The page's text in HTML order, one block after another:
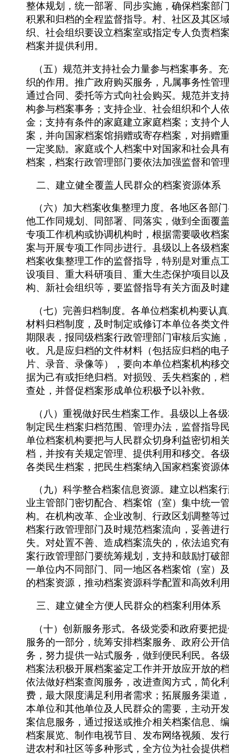
整体规划，统一部署、同步实施，确保档案部
积累和归档的全程监督指导。村、社区及其区
织、社会组织要设立档案室或指定专人负责档
档案并提供利用。
（五）规范并支持社会力量参与档案事务。
织的作用。推广政府购买服务，凡属事务性管
通过合同、委托等方式向社会购买。规范并支
构参与档案事务；支持企业、社会组织和个人
金；支持有条件的家庭建立家庭档案；支持个
案，并向国家档案馆捐赠或寄存档案，对捐赠
一定奖励。家庭或个人档案中对国家和社会具
档案，档案行政管理部门要依法加强监督和管
二、建立健全覆盖人民群众的档案资源体系
（六）加大档案收集整理力度。各地区各部
他工作同规划、同部署、同落实，做到全面覆
专项工作机构或协调机构时，根据需要吸收档
案与开展专项工作同步进行。县级以上各级档
档案收集整理工作的监督指导，特别是对重点
设项目、重大科研项目、重大生态保护项目以
构、新社会组织等，要监督指导有关方面及时
（七）完善归档制度。各单位档案机构要认
材料归档制度，及时制定或修订本单位各类文
期限表，报同级档案行政管理部门审核后实施
收。凡是应归档的文件材料（包括应归档的电
片、录音、录像等），要向本单位档案机构移
据为己有或拒绝归档。对损毁、丢失档案的，
查处，并督促档案形成单位积极予以补救。
（八）重视做好民生档案工作。县级以上各
制定民生档案归档范围、管理办法，监督指导
单位档案机构要把与人民群众切身利益密切相
档，并按有关规定管理、提供利用和移交。各
各类民生档案，把民生档案纳入国家档案资源
（九）科学整合档案信息资源。建立以档案
业主管部门密切配合、档案馆（室）集中统一
构。在机构改革、企业改制、行政区划调整等
档案行政管理部门及时规范档案流向，妥善进
失。对处置不善、造成档案流失的，依法追究
案行政管理部门要统筹规划，支持和鼓励打破
一单位内不同部门、同一地区各档案馆（室）
的档案资源，推动档案资源科学配置和高效利
三、建立健全方便人民群众的档案利用体系
（十）创新服务形式。各级党委和政府要把
服务的一部分，统筹安排档案服务、政府公开
务，努力提供一站式服务，做到便民利民。各
档案法积极开展档案鉴定工作并开放应开放的
依法做好档案查阅服务，改进查阅方式，简化
费，最大限度满足利用者需求；拓展服务渠道
本单位和其他单位及人民群众的需要，主动开
案信息服务，通过报送或推介相关档案信息、
档案展览、制作电视节目、发布网络视频、发
进农村和社区等多种形式，全方位为社会提供